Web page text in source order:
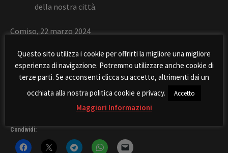
della nostra città.
Comiso, 22 marzo 2024
F.to I consiglieri comunali
Gaetano Gaglio
Condividi:
Questo sito utilizza i cookie per offrirti la migliore una migliore
esperienza di navigazione. Potremmo utilizzare anche cookie di
terze parti. Se acconsenti clicca su accetto, altrimenti dai un
occhiata alla nostra politica cookie e privacy.
Accetto
Maggiori Informazioni